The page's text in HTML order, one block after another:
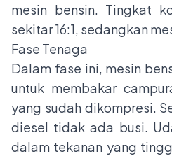
mesin bensin. Tingkat
sekitar 16:1, sedangkan
Fase Tenaga
Dalam fase ini, mesin
untuk membakar
yang sudah dikompresi.
diesel tidak ada busi.
dalam tekanan yang